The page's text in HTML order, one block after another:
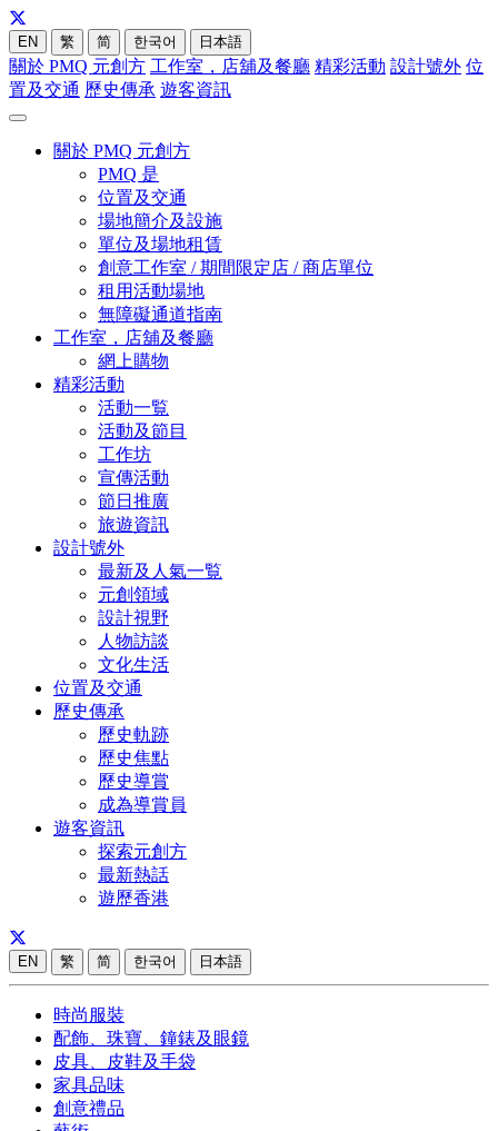
EN 繁 简 한국어 日本語
關於 PMQ 元創方 工作室，店舖及餐廳 精彩活動 設計號外 位
置及交通 歷史傳承 遊客資訊
關於 PMQ 元創方
PMQ 是
位置及交通
場地簡介及設施
單位及場地租賃
創意工作室 / 期間限定店 / 商店單位
租用活動場地
無障礙通道指南
工作室，店舖及餐廳
網上購物
精彩活動
活動一覧
活動及節目
工作坊
宣傳活動
節日推廣
旅遊資訊
設計號外
最新及人氣一覧
元創領域
設計視野
人物訪談
文化生活
位置及交通
歷史傳承
歷史軌跡
歷史焦點
歷史導賞
成為導賞員
遊客資訊
探索元創方
最新熱話
遊歷香港
EN 繁 简 한국어 日本語
時尚服裝
配飾、珠寶、鐘錶及眼鏡
皮具、皮鞋及手袋
家具品味
創意禮品